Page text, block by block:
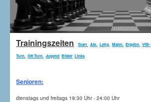
Trainingszeiten Start Akt. Leitg. Mann. Ergebn. VfB-
Turn. Off.Turn. Jugend Bilder Links
Senioren:
dienstags und freitags 19:30 Uhr - 24:00 Uhr